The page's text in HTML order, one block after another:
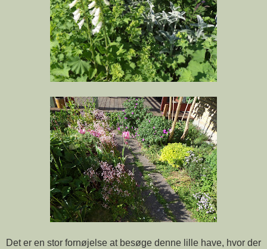
Det er en stor fornøjelse at besøge denne lille have, hvor der